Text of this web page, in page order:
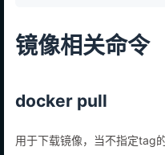
镜像相关命令
docker pull
用于下载镜像，当不指定tag